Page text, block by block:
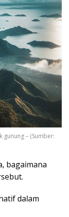
– (Sumber:
bagaimana
dalam